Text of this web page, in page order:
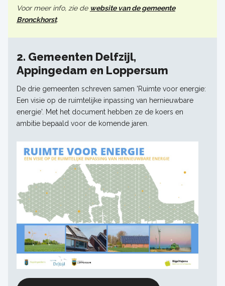
Voor meer info, zie de website van de gemeente
Bronckhorst.
2. Gemeenten Delfzijl,
Appingedam en Loppersum
De drie gemeenten schreven samen 'Ruimte voor energie:
Een visie op de ruimtelijke inpassing van hernieuwbare
energie'. Met het document hebben ze de koers en
ambitie bepaald voor de komende jaren.